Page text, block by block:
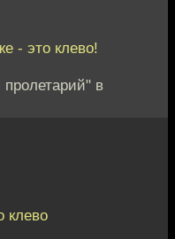
- это клево!
в
клево